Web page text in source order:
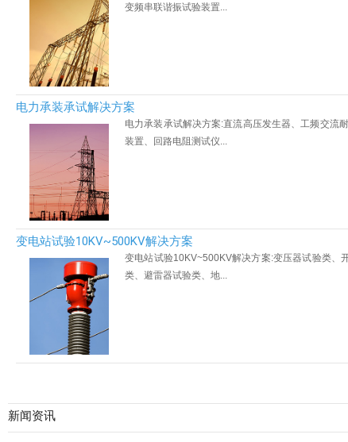
变频串联谐振试验装置...
电力承装承试解决方案
电力承装承试解决方案:直流高压发生器、工频交流
装置、回路电阻测试仪...
变电站试验10KV~500KV解决方案
变电站试验10KV~500KV解决方案:变压器试验类、
类、避雷器试验类、地...
新闻资讯